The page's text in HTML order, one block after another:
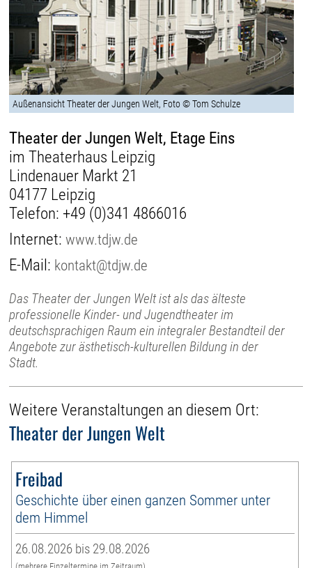
Außenansicht Theater der Jungen Welt, Foto © Tom Schulze
Theater der Jungen Welt, Etage Eins
im Theaterhaus Leipzig
Lindenauer Markt 21
04177 Leipzig
Telefon: +49 (0)341 4866016
Internet:www.tdjw.de
E-Mail: kontakt@tdjw.de
Das Theater der Jungen Welt ist als das älteste
professionelle Kinder- und Jugendtheater im
deutschsprachigen Raum ein integraler Bestandteil der
Angebote zur ästhetisch-kulturellen Bildung in der
Stadt.
Weitere Veranstaltungen an diesem Ort:
Theater der Jungen Welt
Freibad
Geschichte über einen ganzen Sommer unter
dem Himmel
26.08.2026 bis 29.08.2026